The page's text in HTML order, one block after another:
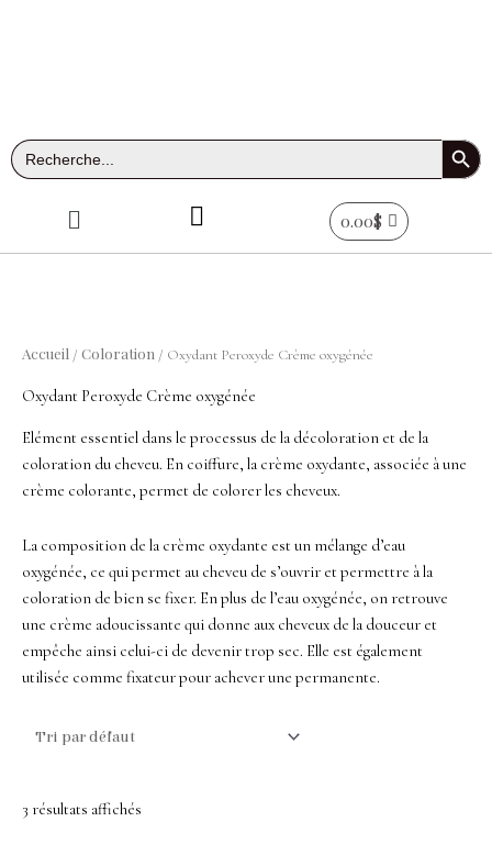
Search
for:
Search Button
Menu 0.00$
Accueil / Coloration / Oxydant Peroxyde Crème oxygénée
Oxydant Peroxyde Crème oxygénée
Elément essentiel dans le processus de la décoloration et de la
coloration du cheveu. En coiffure, la crème oxydante, associée à une
crème colorante, permet de colorer les cheveux.
La composition de la crème oxydante est un mélange d’eau
oxygénée, ce qui permet au cheveu de s’ouvrir et permettre à la
coloration de bien se fixer. En plus de l’eau oxygénée, on retrouve
une crème adoucissante qui donne aux cheveux de la douceur et
empêche ainsi celui-ci de devenir trop sec. Elle est également
utilisée comme fixateur pour achever une permanente.
3 résultats affichés